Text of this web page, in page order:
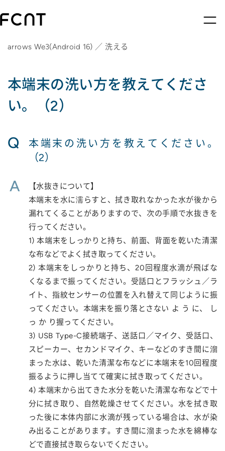
arrows We3(Android 16) ／ 洗える
本端末の洗い方を教えてくださ
い。（2）
Q
本端末の洗い方を教えてください。
（2）
A
【水抜きについて】
本端末を水に濡らすと、拭き取れなかった水が後から
漏れてくることがありますので、次の手順で水抜きを
行ってください。
1) 本端末をしっかりと持ち、前面、背面を乾いた清潔
な布などでよく拭き取ってください。
2) 本端末をしっかりと持ち、20回程度水滴が飛ばな
くなるまで振ってください。受話口とフラッシュ／ラ
イト、指紋センサーの位置を入れ替えて同じように振
ってください。本端末を振り落とさない よ う に、 し
っ か り握ってください。
3) USB Type-C接続端子、送話口／マイク、受話口、
スピーカー、セカンドマイク、キーなどのすき間に溜
まった水は、乾いた清潔な布などに本端末を10回程度
振るように押し当てて確実に拭き取ってください。
4) 本端末から出てきた水分を乾いた清潔な布などで十
分に拭き取り、自然乾燥させてください。水を拭き取
った後に本体内部に水滴が残っている場合は、水が染
み出ることがあります。すき間に溜まった水を綿棒な
どで直接拭き取らないでください。